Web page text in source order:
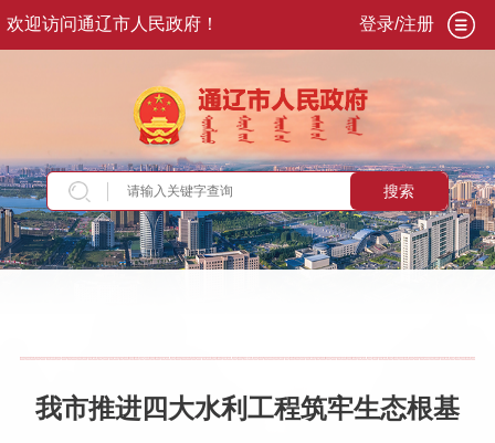
欢迎访问通辽市人民政府！ 登录/注册
搜索
当前位置：首页>政务公开>政府信息公开>法
施及实施情况
我市推进四大水利工程筑牢生态根基